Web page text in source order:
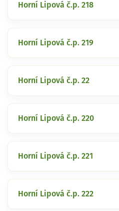
Horní Lipová č.p. 218
Horní Lipová č.p. 219
Horní Lipová č.p. 22
Horní Lipová č.p. 220
Horní Lipová č.p. 221
Horní Lipová č.p. 222